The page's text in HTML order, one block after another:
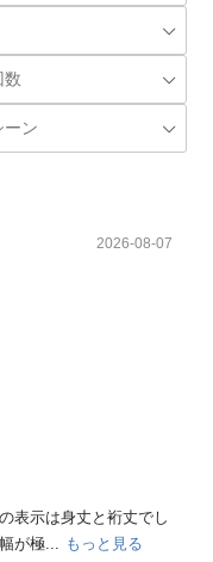
2026-08-07
表示は身丈と裄丈でし
が極... もっと見る